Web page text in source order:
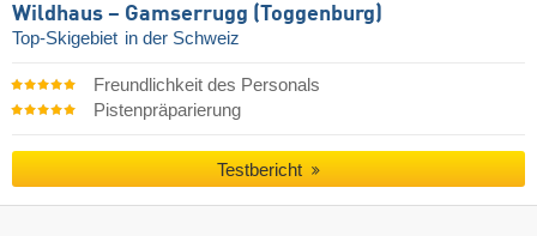
Wildhaus – Gamserrugg (Toggenburg)
Top-Skigebiet in der Schweiz
Freundlichkeit des Personals
Pistenpräparierung
Testbericht